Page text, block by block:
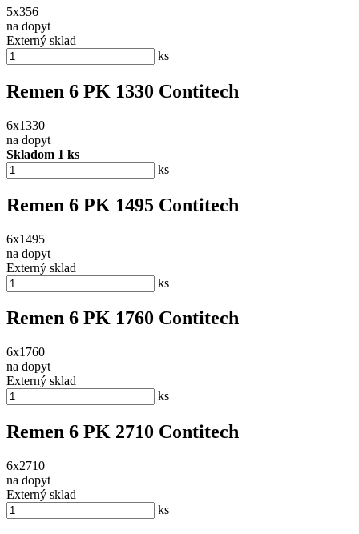
5x356
na dopyt
Externý sklad
ks
Remen 6 PK 1330 Contitech
6x1330
na dopyt
Skladom 1 ks
ks
Remen 6 PK 1495 Contitech
6x1495
na dopyt
Externý sklad
ks
Remen 6 PK 1760 Contitech
6x1760
na dopyt
Externý sklad
ks
Remen 6 PK 2710 Contitech
6x2710
na dopyt
Externý sklad
ks